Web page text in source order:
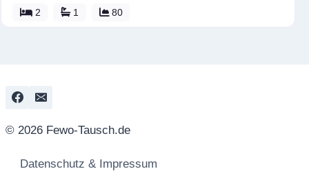
2 1 80
© 2026 Fewo-Tausch.de
Datenschutz & Impressum